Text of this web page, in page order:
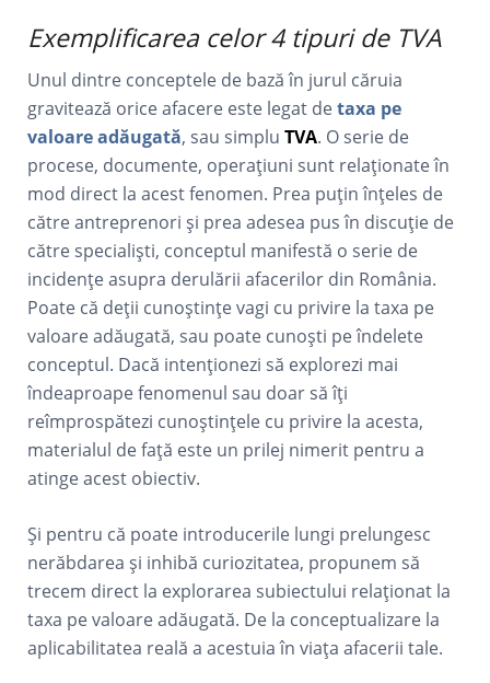
Exemplificarea celor 4 tipuri de TVA
Unul dintre conceptele de bază în jurul căruia
gravitează orice afacere este legat detaxa pe
valoare adăugată, sau simpluTVA. O serie de
procese, documente, operațiuni sunt relaționate în
mod direct la acest fenomen. Prea puțin înțeles de
către antreprenori și prea adesea pus în discuție de
către specialiști, conceptul manifestă o serie de
incidențe asupra derulării afacerilor din România.
Poate că deții cunoștințe vagi cu privire la taxa pe
valoare adăugată, sau poate cunoști pe îndelete
conceptul. Dacă intenționezi să explorezi mai
îndeaproape fenomenul sau doar să îți
reîmprospătezi cunoștințele cu privire la acesta,
materialul de față este un prilej nimerit pentru a
atinge acest obiectiv.
Și pentru că poate introducerile lungi prelungesc
nerăbdarea și inhibă curiozitatea, propunem să
trecem direct la explorarea subiectului relaționat la
taxa pe valoare adăugată. De la conceptualizare la
aplicabilitatea reală a acestuia în viața afacerii tale.